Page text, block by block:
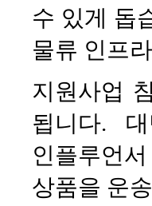
수 있게 돕
물류 인프
지원사업
됩니다.
인플루언
상품을 운